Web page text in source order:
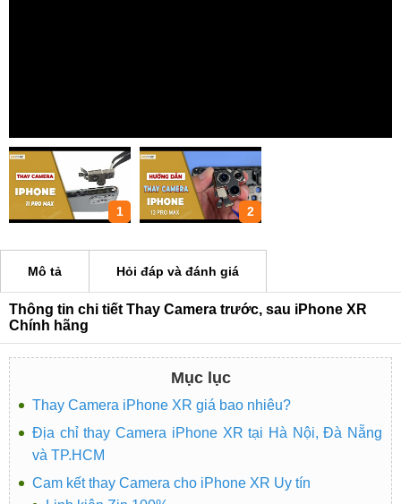
1 2
Mô tả Hỏi đáp và đánh giá
Thông tin chi tiết Thay Camera trước, sau iPhone XR
Chính hãng
Mục lục
Thay Camera iPhone XR giá bao nhiêu?
Địa chỉ thay Camera iPhone XR tại Hà Nội, Đà Nẵng
và TP.HCM
Cam kết thay Camera cho iPhone XR Uy tín